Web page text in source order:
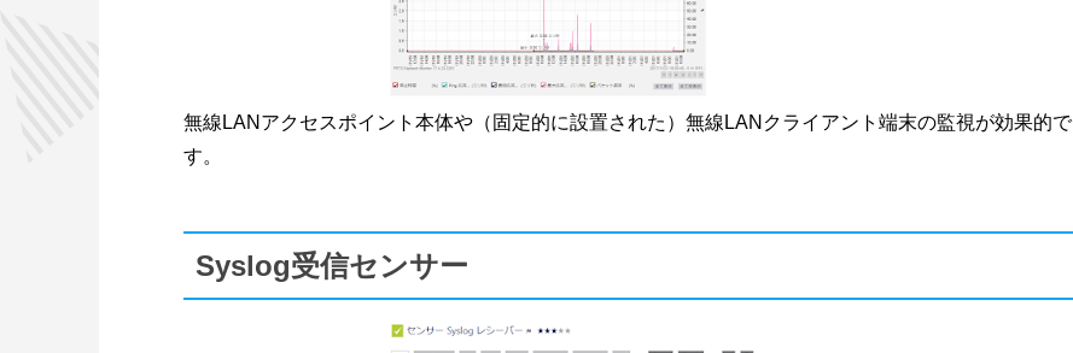
無線LANアクセスポイント本体や（固定的に設置された）無線LANクライアント端末の監視が効果的で
す。
Syslog受信センサー